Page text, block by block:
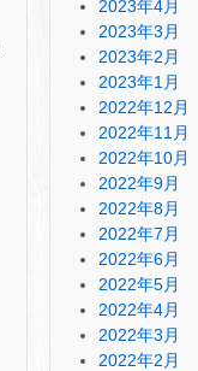
2023年4月
2023年3月
2023年2月
2023年1月
2022年12月
2022年11月
2022年10月
2022年9月
2022年8月
2022年7月
2022年6月
2022年5月
2022年4月
2022年3月
2022年2月